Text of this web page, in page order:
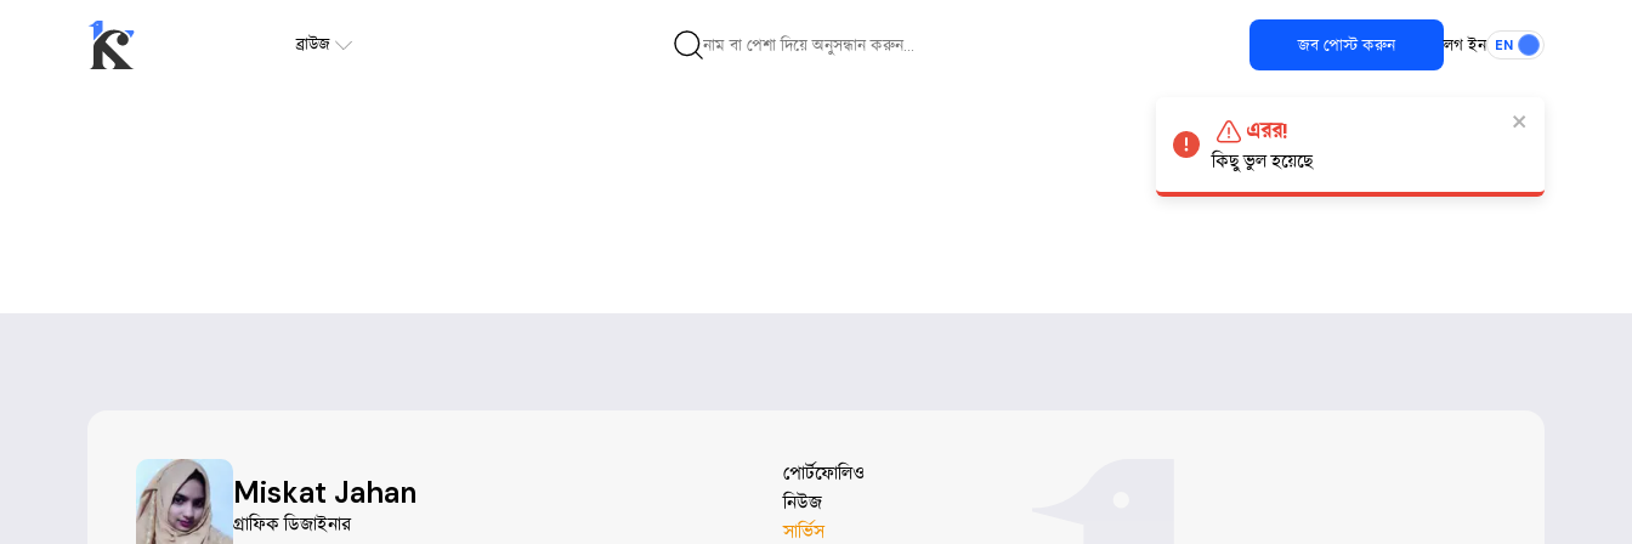
ব্রাউজ জব পোস্ট করুন লগ ইন EN
Miskat Jahan
গ্রাফিক ডিজাইনার
পোর্টফোলিও
নিউজ
সার্ভিস
এরর!
কিছু ভুল হয়েছে